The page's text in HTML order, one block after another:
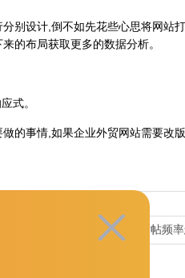
设计,倒不如先花些心思将网站
的布局获取更多的数据分析。
式。
事情,如果企业外贸网站需要改
想做海外社交媒体营销，发帖频